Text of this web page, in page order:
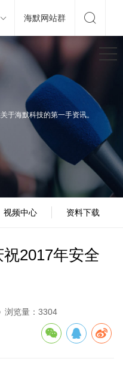
海默网站群 
于海默科技的第一手资讯。
视频中心 资料下载
2017年安全
浏览量：3304